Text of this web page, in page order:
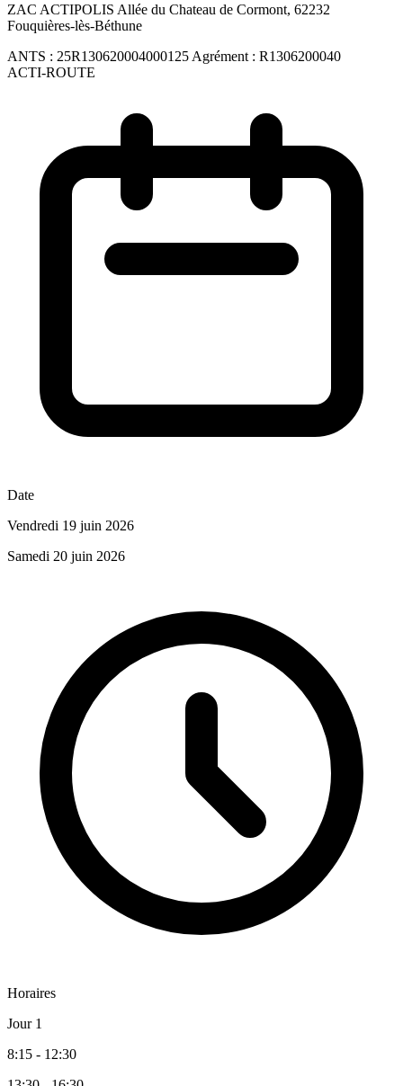
ZAC ACTIPOLIS Allée du Chateau de Cormont, 62232
Fouquières-lès-Béthune
ANTS : 25R130620004000125 Agrément : R1306200040
ACTI-ROUTE
Date
Vendredi 19 juin 2026
Samedi 20 juin 2026
Horaires
Jour 1
8:15 - 12:30